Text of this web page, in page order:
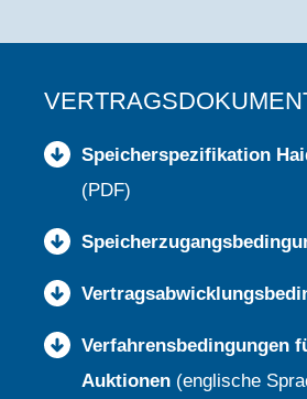
Speicherspezifikation
(PDF)
Verfahrensbedingungen
Auktionen (englische